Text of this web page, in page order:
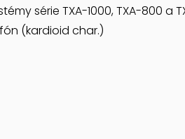
série TXA-1000, TXA-800 a
(kardioid char.)